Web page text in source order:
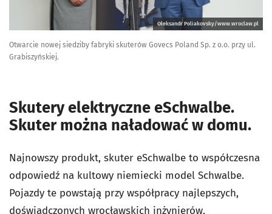
Oleksandr Poliakovsky/www.wroclaw.pl
Otwarcie nowej siedziby fabryki skuterów Govecs Poland Sp. z o.o. przy ul.
Grabiszyńskiej.
Skutery elektryczne eSchwalbe.
Skuter można naładować w domu.
Najnowszy produkt, skuter eSchwalbe to współczesna
odpowiedź na kultowy niemiecki model Schwalbe.
Pojazdy te powstają przy współpracy najlepszych,
doświadczonych wrocławskich inżynierów,